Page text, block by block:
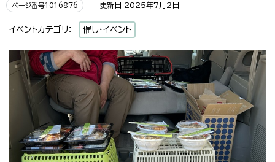
ページ番号1016876 更新日 2025年7月2日
イベントカテゴリ： 催し・イベント